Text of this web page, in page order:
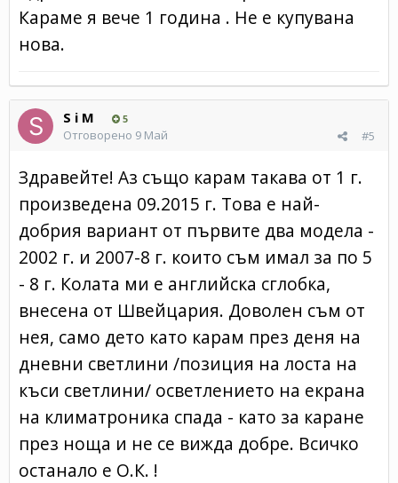
Караме я вече 1 година . Не е купувана
нова.
S i M 5
#5
Отговорено 9 Май
Здравейте! Аз също карам такава от 1 г.
произведена 09.2015 г. Това е най-
добрия вариант от първите два модела -
2002 г. и 2007-8 г. които съм имал за по 5
- 8 г. Колата ми е английска сглобка,
внесена от Швейцария. Доволен съм от
нея, само дето като карам през деня на
дневни светлини /позиция на лоста на
къси светлини/ осветлението на екрана
на климатроника спада - като за каране
през ноща и не се вижда добре. Всичко
останало е О.К. !